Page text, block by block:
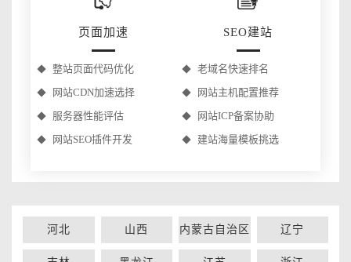
页面加速
整站页面代码优化
网站CDN加速选择
服务器性能评估
网站SEO插件开发
SEO建站
老域名快速排名
网站主机配置推荐
网站ICP备案协助
建站海量模板挑选
河北 山西 内蒙古自治区 辽宁